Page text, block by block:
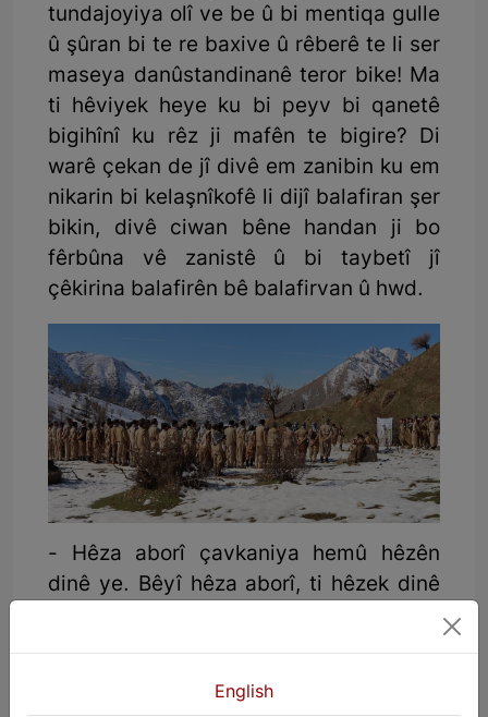
tundajoyiya olî ve be û bi mentiqa gulle
û şûran bi te re baxive û rêberê te li ser
maseya danûstandinanê teror bike! Ma
ti hêviyek heye ku bi peyv bi qanetê
bigihînî ku rêz ji mafên te bigire? Di
warê çekan de jî divê em zanibin ku em
nikarin bi kelaşnîkofê li dijî balafiran şer
bikin, divê ciwan bêne handan ji bo
fêrbûna vê zanistê û bi taybetî jî
çêkirina balafirên bê balafirvan û hwd.
- Hêza aborî çavkaniya hemû hêzên
dinê ye. Bêyî hêza aborî, ti hêzek dinê
partiyên Rojhilatê ji ber çi sedemê be
ku çavkaniyên aborî yên bihêz dirust
English